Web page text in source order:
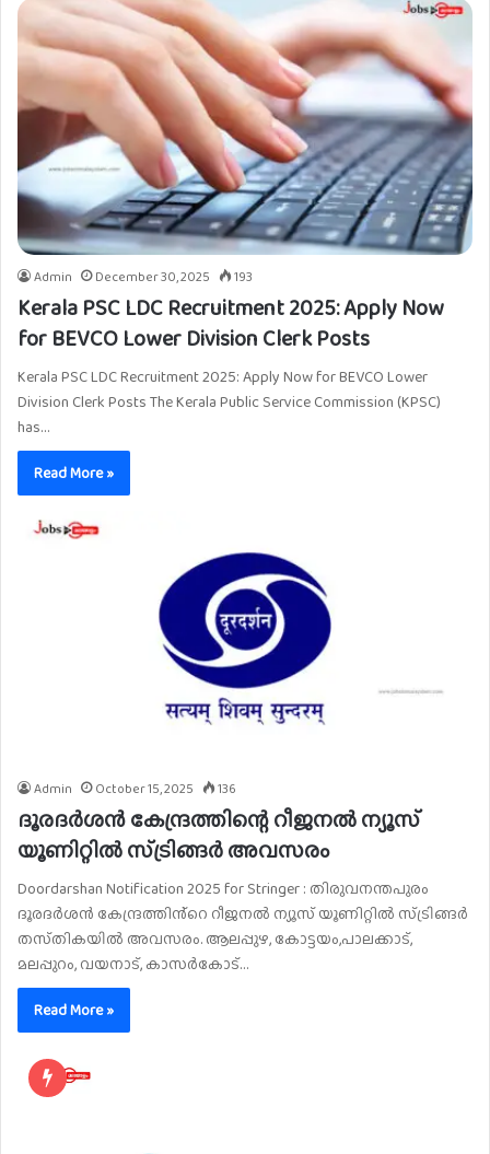
Admin December 30, 2025 193
Kerala PSC LDC Recruitment 2025: Apply Now
for BEVCO Lower Division Clerk Posts
Kerala PSC LDC Recruitment 2025: Apply Now for BEVCO Lower
Division Clerk Posts The Kerala Public Service Commission (KPSC)
has…
Read More »
Admin October 15, 2025 136
ദൂരദർശൻ കേന്ദ്രത്തിന്റെ റീജനൽ ന്യൂസ്
യൂണിറ്റിൽ സ്ട്രിങ്ങർ അവസരം
Doordarshan Notification 2025 for Stringer : തിരുവനന്തപുരം
ദൂരദർശൻ കേന്ദ്രത്തിൻ്റെ റീജനൽ ന്യൂസ് യൂണിറ്റിൽ സ്ട്രിങ്ങർ
തസ്‌തികയിൽ അവസരം. ആലപ്പുഴ, കോട്ടയം,പാലക്കാട്,
മലപ്പുറം, വയനാട്, കാസർകോട്…
Read More »